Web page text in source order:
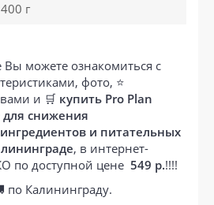
400 г
Вы можете ознакомиться с
фото, ⭐
и 🛒 купить Pro Plan
для снижения
и питательных
, в интернет-
по доступной цене 549 р.!!!!
по Калининграду.